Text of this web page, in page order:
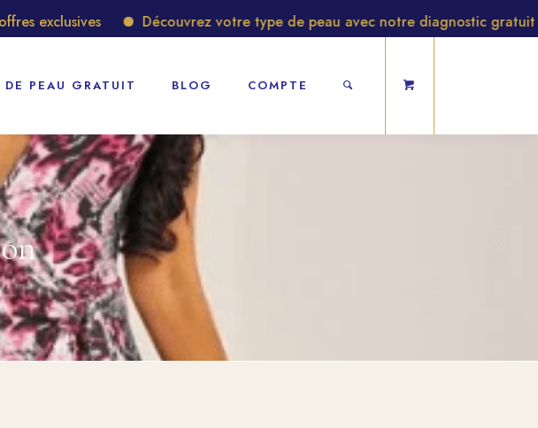
exclusives Découvrez votre type de peau avec notre diagnostic gratuit
PEAU GRATUIT BLOG COMPTE